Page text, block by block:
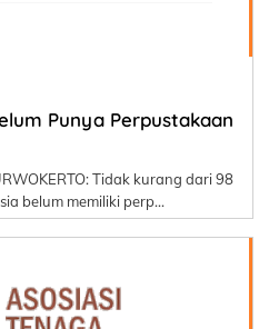
Punya Perpustakaan
Tidak kurang dari 98
belum memiliki perp…